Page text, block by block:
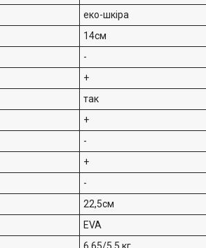
еко-шкіра
14см
-
+
так
+
-
+
-
22,5см
EVA